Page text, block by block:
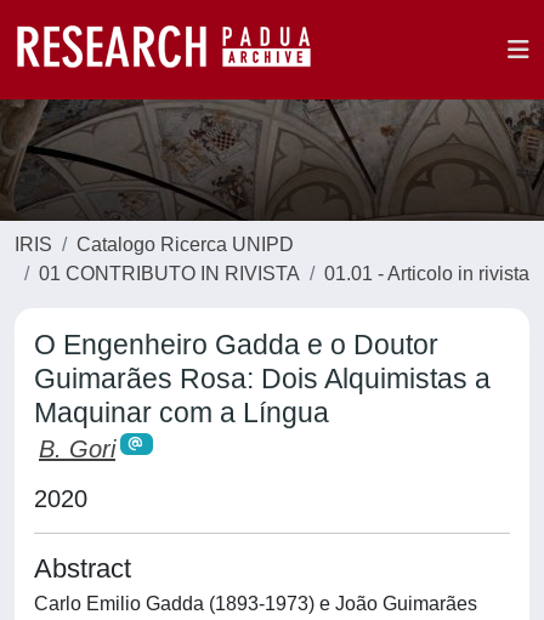
IRIS
Catalogo Ricerca UNIPD
01 CONTRIBUTO IN RIVISTA
01.01 - Articolo in rivista
O Engenheiro Gadda e o Doutor
Guimarães Rosa: Dois Alquimistas a
Maquinar com a Língua
B. Gori
2020
Abstract
Carlo Emilio Gadda (1893-1973) e João Guimarães